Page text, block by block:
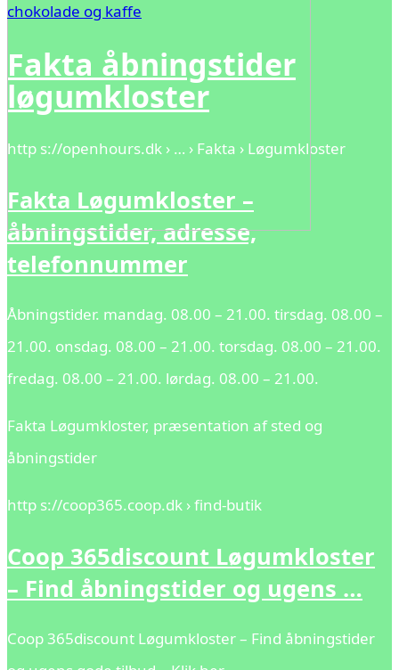
chokolade og kaffe
Fakta åbningstider
løgumkloster
http s://openhours.dk › … › Fakta › Løgumkloster
Fakta Løgumkloster –
åbningstider, adresse,
telefonnummer
Åbningstider. mandag. 08.00 – 21.00. tirsdag. 08.00 –
21.00. onsdag. 08.00 – 21.00. torsdag. 08.00 – 21.00.
fredag. 08.00 – 21.00. lørdag. 08.00 – 21.00.
Fakta Løgumkloster, præsentation af sted og
åbningstider
http s://coop365.coop.dk › find-butik
Coop 365discount Løgumkloster
– Find åbningstider og ugens …
Coop 365discount Løgumkloster – Find åbningstider